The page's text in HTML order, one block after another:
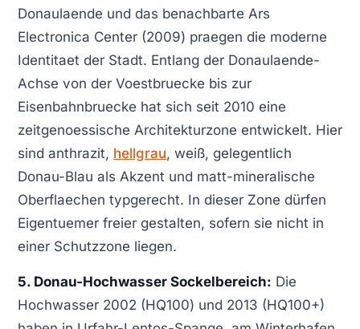
Donaulaende und das benachbarte Ars
Electronica Center (2009) praegen die moderne
Identitaet der Stadt. Entlang der Donaulaende-
Achse von der Voestbruecke bis zur
Eisenbahnbruecke hat sich seit 2010 eine
zeitgenoessische Architekturzone entwickelt. Hier
sind anthrazit, hellgrau, weiß, gelegentlich
Donau-Blau als Akzent und matt-mineralische
Oberflaechen typgerecht. In dieser Zone dürfen
Eigentuemer freier gestalten, sofern sie nicht in
einer Schutzzone liegen.
5. Donau-Hochwasser Sockelbereich: Die
Hochwasser 2002 (HQ100) und 2013 (HQ100+)